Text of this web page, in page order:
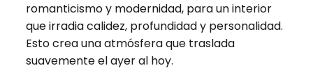
romanticismo y modernidad, para un interior
que irradia calidez, profundidad y personalidad.
Esto crea una atmósfera que traslada
suavemente el ayer al hoy.